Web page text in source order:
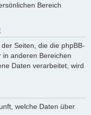
Bereich
Seiten, die die phpBB-
in anderen Bereichen
Daten verarbeitet, wird
welche Daten über